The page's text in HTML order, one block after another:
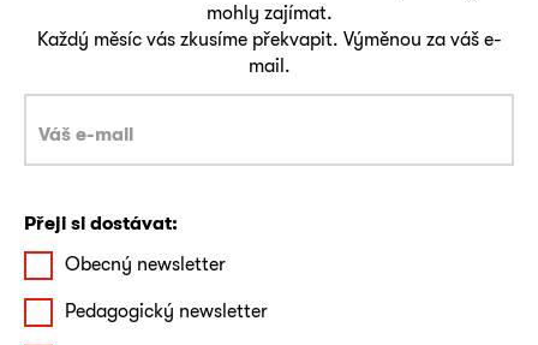
mohly zajímat.
Každý měsíc vás zkusíme překvapit. Výměnou za váš e-
mail.
Přeji si dostávat:
Obecný newsletter
Pedagogický newsletter